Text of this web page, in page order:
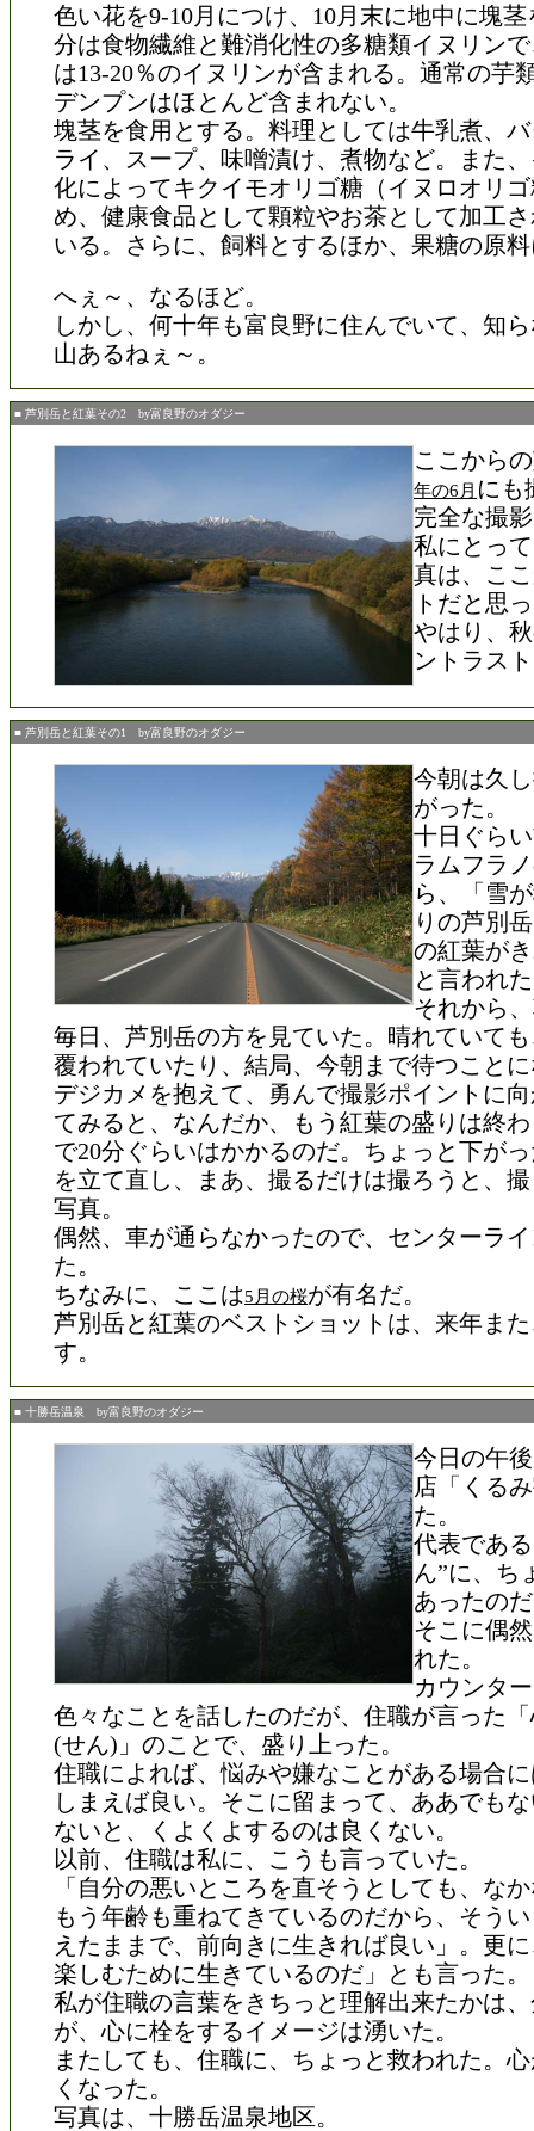
色い花を9-10月につけ、10月末に地中に塊
分は食物繊維と難消化性の多糖類イヌリン
は13-20％のイヌリンが含まれる。通常の芋
デンプンはほとんど含まれない。
塊茎を食用とする。料理としては牛乳煮、
ライ、スープ、味噌漬け、煮物など。また
化によってキクイモオリゴ糖（イヌロオリ
め、健康食品として顆粒やお茶として加工
いる。さらに、飼料とするほか、果糖の原
へぇ～、なるほど。
しかし、何十年も富良野に住んでいて、知
山あるねぇ～。
■ 芦別岳と紅葉その2 by富良野のオダジー
ここから
年の6月 にも
完全な撮
私にとっ
真は、こ
トだと思
やはり、
ントラス
■ 芦別岳と紅葉その1 by富良野のオダジー
今朝は久
がった。
十日ぐら
ラムフラ
ら、「雪
りの芦別
の紅葉が
と言われ
それから
毎日、芦別岳の方を見ていた。晴れていて
覆われていたり、結局、今朝まで待つこと
デジカメを抱えて、勇んで撮影ポイントに
てみると、なんだか、もう紅葉の盛りは終
で20分ぐらいはかかるのだ。ちょっと下が
を立て直し、まあ、撮るだけは撮ろうと、
写真。
偶然、車が通らなかったので、センターラ
た。
ちなみに、ここは5月の桜が有名だ。
芦別岳と紅葉のベストショットは、来年ま
す。
■ 十勝岳温泉 by富良野のオダジー
今日の午
店「くる
た。
代表であ
ん”に、ち
あったの
そこに偶
れた。
カウンタ
色々なことを話したのだが、住職が言った
(せん)」のことで、盛り上った。
住職によれば、悩みや嫌なことがある場合
しまえば良い。そこに留まって、ああでも
ないと、くよくよするのは良くない。
以前、住職は私に、こうも言っていた。
「自分の悪いところを直そうとしても、な
もう年齢も重ねてきているのだから、そう
えたままで、前向きに生きれば良い」。更
楽しむために生きているのだ」とも言った。
私が住職の言葉をきちっと理解出来たかは
が、心に栓をするイメージは湧いた。
またしても、住職に、ちょっと救われた。
くなった。
写真は、十勝岳温泉地区。